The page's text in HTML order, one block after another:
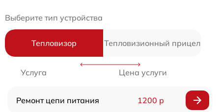
Выберите тип устройства
Тепловизор Тепловизионный прицел
Услуга Цена услуги
Ремонт цепи питания 1200 р